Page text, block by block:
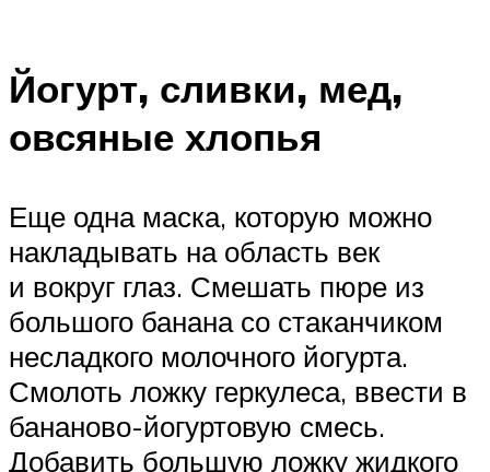
Йогурт, сливки, мед,
овсяные хлопья
Еще одна маска, которую можно
накладывать на область век
и вокруг глаз. Смешать пюре из
большого банана со стаканчиком
несладкого молочного йогурта.
Смолоть ложку геркулеса, ввести в
бананово-йогуртовую смесь.
Добавить большую ложку жидкого